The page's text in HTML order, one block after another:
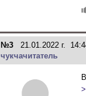
№3 21.01.2022 г.
чукчачитатель